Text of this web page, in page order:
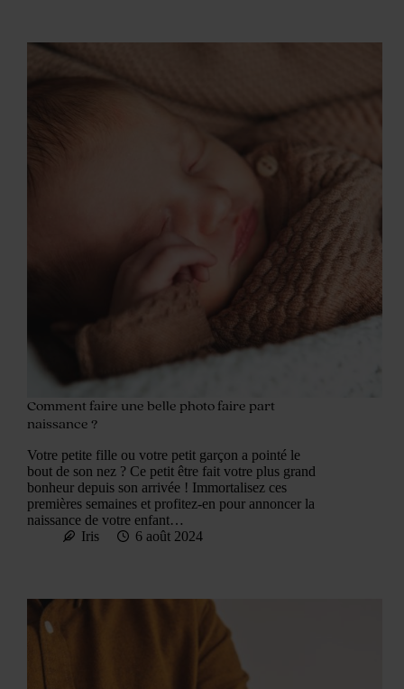
Comment faire une belle photo faire part
naissance ?
Votre petite fille ou votre petit garçon a pointé le
bout de son nez ? Ce petit être fait votre plus grand
bonheur depuis son arrivée ! Immortalisez ces
premières semaines et profitez-en pour annoncer la
naissance de votre enfant…
Iris
6 août 2024